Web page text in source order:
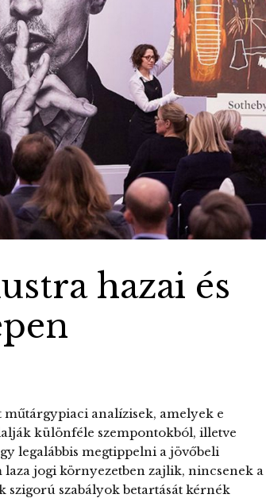
hazai és
analízisek, amelyek e
különféle szempontokból, illetve
legalábbis megtippelni a jövőbeli
jogi környezetben zajlik, nincsenek a
szigorú szabályok betartását kérnék